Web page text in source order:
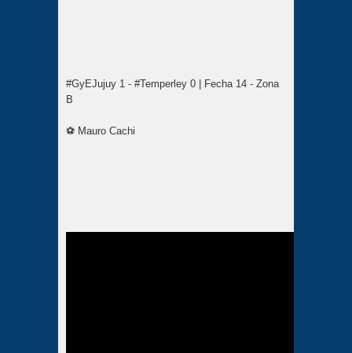
#GyEJujuy 1 - #Temperley 0 | Fecha 14 - Zona
B
⚽ Mauro Cachi